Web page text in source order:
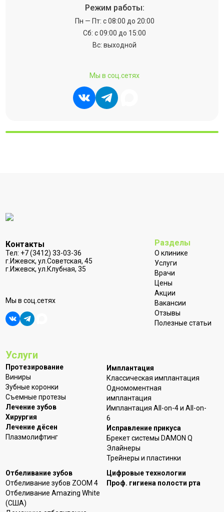
Режим работы:
Пн — Пт: с 08:00 до 20:00
Сб: с 09:00 до 15:00
Вс: выходной
Мы в соц.сетях
Контакты
Тел: +7 (3412) 33-03-36
г.Ижевск, ул.Советская, 45
г.Ижевск, ул.Клубная, 35
Мы в соц.сетях
Разделы
О клинике
Услуги
Врачи
Цены
Акции
Вакансии
Отзывы
Полезные статьи
Услуги
Протезирование
Виниры
Зубные коронки
Съемные протезы
Лечение зубов
Хирургия
Лечение дёсен
Плазмолифтинг
Имплантация
Классическая имплантация
Одномоментная
имплантация
Имплантация All-on-4 и All-on-
6
Исправление прикуса
Брекет системы DAMON Q
Элайнеры
Трейнеры и пластинки
Отбеливание зубов
Отбеливание зубов ZOOM 4
Отбеливание Amazing White
(США)
Цифровые технологии
Проф. гигиена полости рта